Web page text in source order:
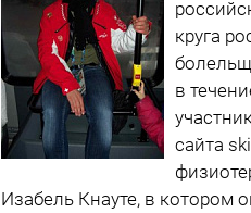
круга
в
сайта
Изабель Кнауте, в котором